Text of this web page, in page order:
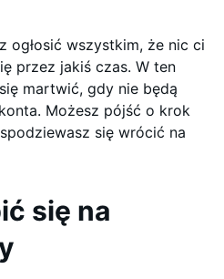
ogłosić wszystkim, że nic ci
przez jakiś czas. W ten
martwić, gdy nie będą
Możesz pójść o krok
się wrócić na
się na